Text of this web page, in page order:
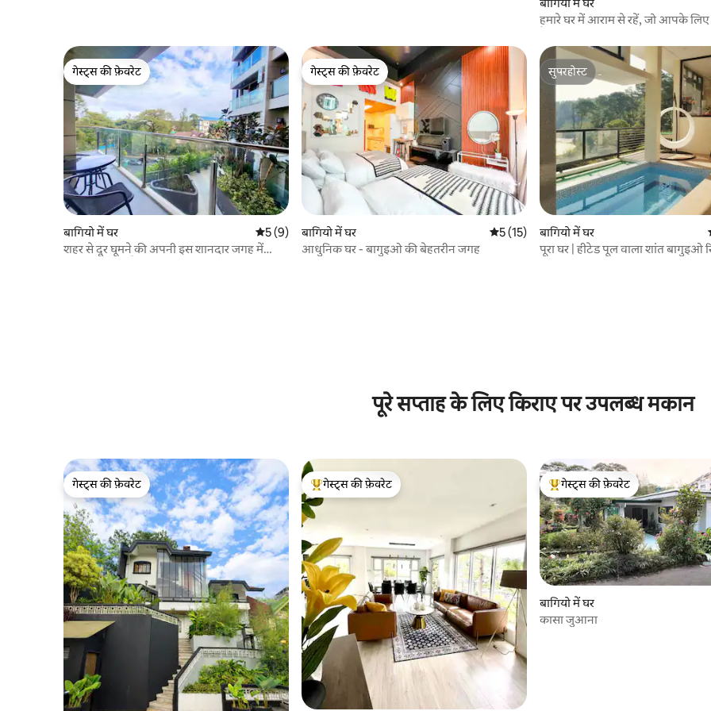
हमारे घर में आराम से रहें, जो आपके लिए
गेस्ट्स की फ़ेवरेट
गेस्ट्स की फ़ेवरेट
बागियो में घर औसत रेटिंग 5 में से 5, 9 समीक्षाएँ
5 (9)
शहर से दूर घूमने की अपनी इस शानदार जगह में
गेस्ट्स की फ़ेवरेट
गेस्ट्स की फ़ेवरेट
बागियो में घर औसत रेटिंग 5 में से 5, 15 समीक्षाएँ
5 (15)
आधुनिक घर - बागुइओ की बेहतरीन जगह
सुपरहोस्ट
सुपरहोस्ट
बागियो में घर
पूरा घर | हीटेड पूल वाला शांत बागुइओ
पूरे सप्ताह के लिए किराए पर उपलब्ध मकान
गेस्ट्स की फ़ेवरेट
गेस्ट्स की फ़ेवरेट
गेस्ट्स का टॉप फ़ेवरेट
गेस्ट्स की फ़ेवरेट
गेस्ट्स का टॉप फ़ेवरेट
गेस्ट्स की फ़ेवरेट
बागियो में घर
कासा जुआना